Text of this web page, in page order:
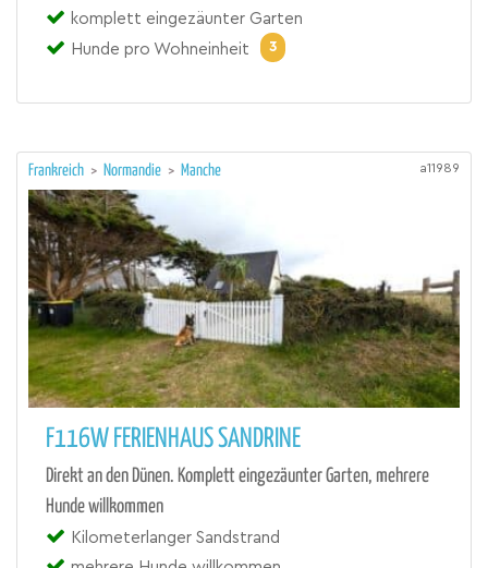
komplett eingezäunter Garten
Hunde pro Wohneinheit
3
Frankreich > Normandie > Manche a11989
F116W FERIENHAUS SANDRINE
Direkt an den Dünen. Komplett eingezäunter Garten, mehrere
Hunde willkommen
Kilometerlanger Sandstrand